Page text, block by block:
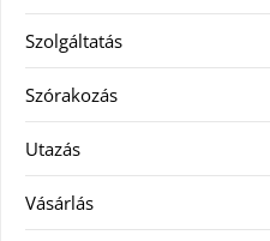
Szolgáltatás
Szórakozás
Utazás
Vásárlás